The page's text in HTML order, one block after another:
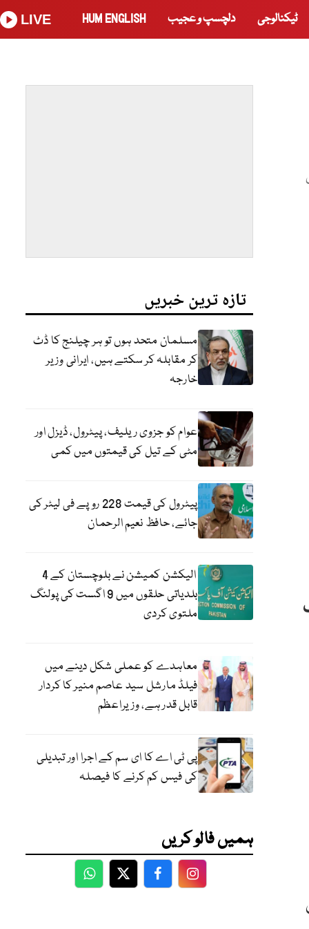
ٹیکنالوجی دلچسپ و عجیب HUM ENGLISH
LIVE
تازہ ترین خبریں
مسلمان متحد ہوں تو ہر چیلنج کا ڈٹ
کر مقابلہ کر سکتے ہیں، ایرانی وزیر
خارجہ
عوام کو جزوی ریلیف، پیٹرول، ڈیزل اور
مٹی کے تیل کی قیمتوں میں کمی
پیٹرول کی قیمت 228 روپے فی لیٹر کی
جائے، حافظ نعیم الرحمان
الیکشن کمیشن نے بلوچستان کے 4
بلدیاتی حلقوں میں 9 اگست کی پولنگ
ملتوی کردی
معاہدے کو عملی شکل دینے میں
فیلڈ مارشل سید عاصم منیر کا کردار
قابل قدر ہے، وزیراعظم
پی ٹی اے کا ای سم کے اجرا اور تبدیلی
کی فیس کم کرنے کا فیصلہ
ہمیں فالو کریں
WhatsApp
TwitterFacebookFacebook